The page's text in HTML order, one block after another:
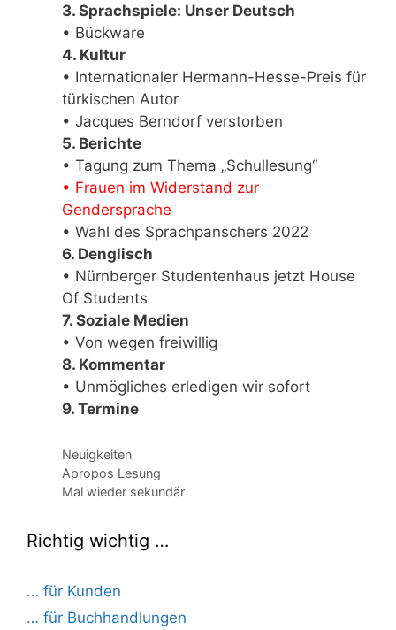
3. Sprachspiele: Unser Deutsch
• Bückware
4. Kultur
• Internationaler Hermann-Hesse-Preis für
türkischen Autor
• Jacques Berndorf verstorben
5. Berichte
• Tagung zum Thema „Schullesung“
• Frauen im Widerstand zur
Gendersprache
• Wahl des Sprachpanschers 2022
6. Denglisch
• Nürnberger Studentenhaus jetzt House
Of Students
7. Soziale Medien
• Von wegen freiwillig
8. Kommentar
• Unmögliches erledigen wir sofort
9. Termine
Kategorien
Neuigkeiten
Apropos Lesung
Mal wieder sekundär
Richtig wichtig …
… für Kunden
… für Buchhandlungen